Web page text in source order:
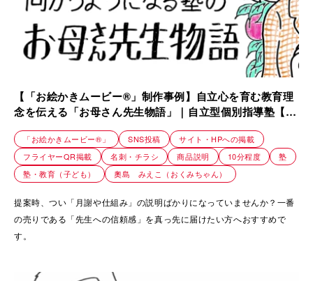
【「お絵かきムービー®」制作事例】自立心を育む教育理
念を伝える「お母さん先生物語」｜自立型個別指導塾【ホ
ープス】
「お絵かきムービー®」 SNS投稿
サイト・HPへの掲載
フライヤーQR掲載
名刺・チラシ 商品説明 10分程度
塾
塾・教育（子ども）
奧島 みえこ（おくみちゃん）
提案時、つい「月謝や仕組み」の説明ばかりになっていませんか？一番
の売りである「先生への信頼感」を真っ先に届けたい方へおすすめで
す。